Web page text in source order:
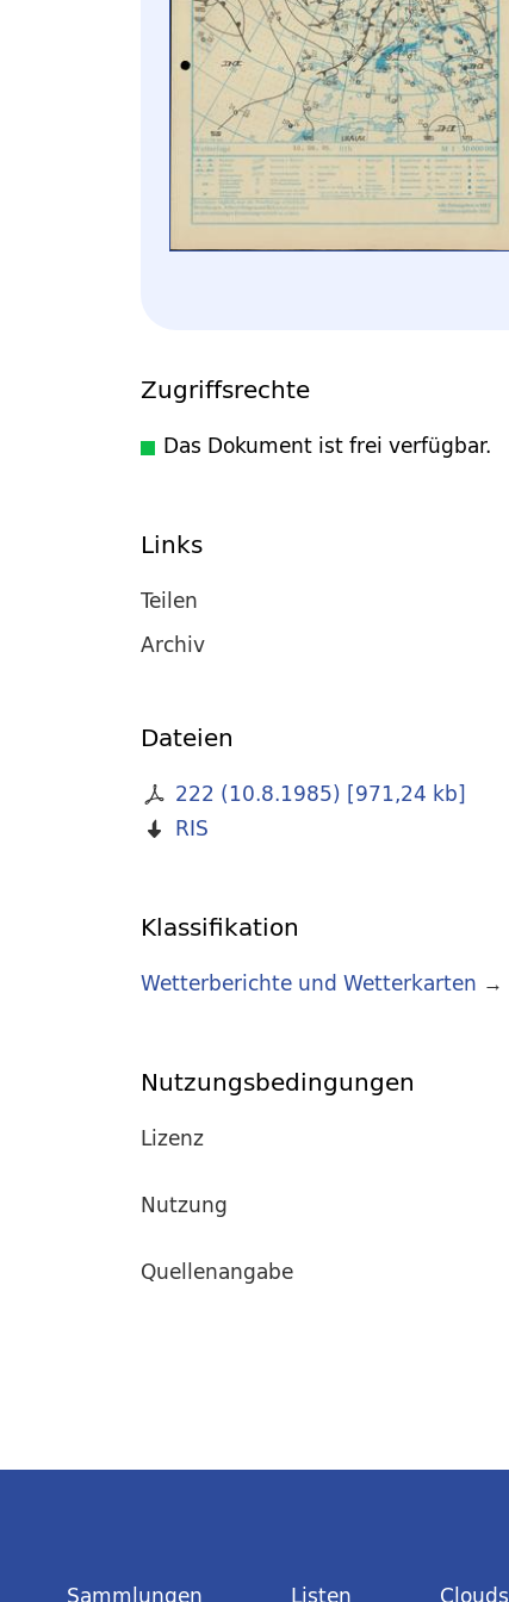
Zugriffsrechte
Das Dokument ist frei verfügbar.
Links
Teilen
Archiv
Dateien
222 (10.8.1985) [971,24 kb]
RIS
Klassifikation
Wetterberichte und Wetterkarten →
Nutzungsbedingungen
Lizenz
Nutzung
Quellenangabe